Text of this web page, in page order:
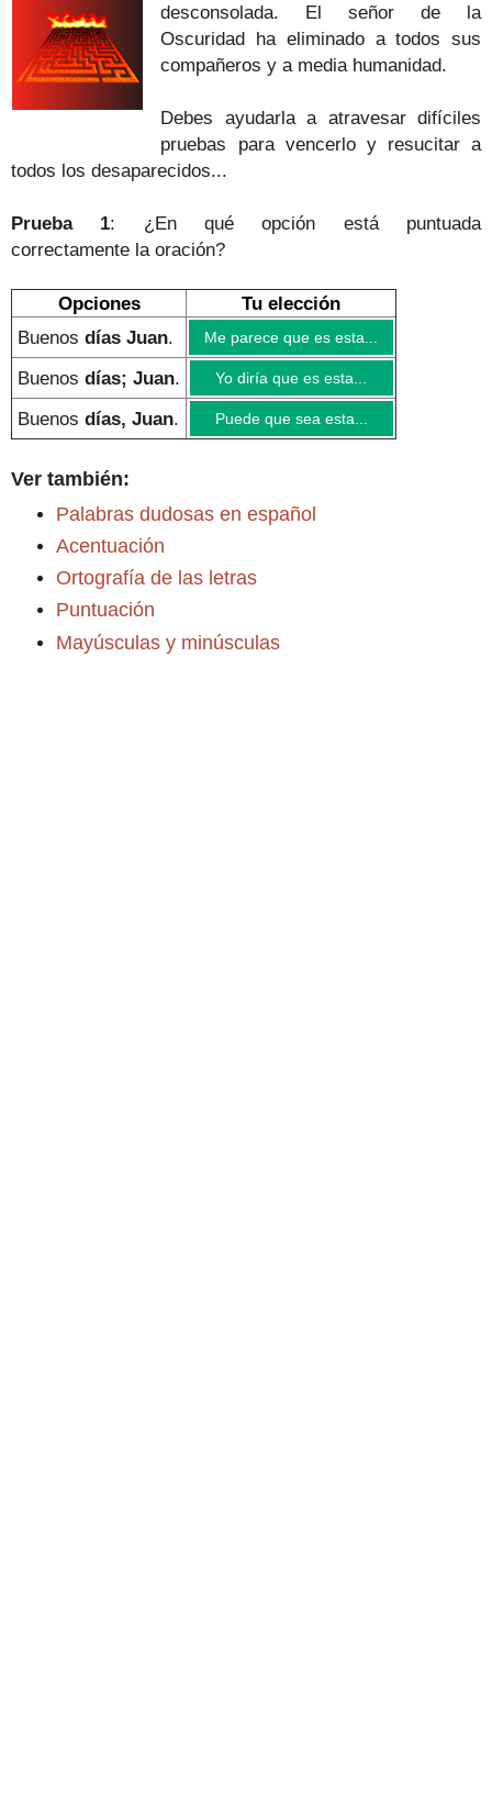
desconsolada. El señor de la
Oscuridad ha eliminado a todos sus
compañeros y a media humanidad.
Debes ayudarla a atravesar difíciles
pruebas para vencerlo y resucitar a
todos los desaparecidos...
Prueba 1: ¿En qué opción está puntuada
correctamente la oración?
Opciones
Tu elección
Buenos días Juan. Me parece que es esta...
Buenos días; Juan. Yo diría que es esta...
Buenos días, Juan. Puede que sea esta...
Ver también:
Palabras dudosas en español
Acentuación
Ortografía de las letras
Puntuación
Mayúsculas y minúsculas